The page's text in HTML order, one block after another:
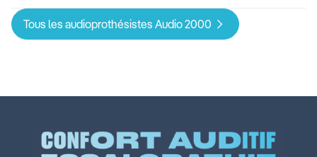
Tous les audioprothésistes Audio 2000